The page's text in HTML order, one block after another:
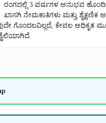
ರಂಗದಲ್ಲಿ 3 ವರ್ಷಗಳ ಅನುಭವ
ಖಾಸಗಿ ನೇಮಕಾತಿಗಳು ಮತ್ತು
ಗೊಂದಲವಿಲ್ಲದೆ, ಕೇವಲ ಅಧಿಕೃತ